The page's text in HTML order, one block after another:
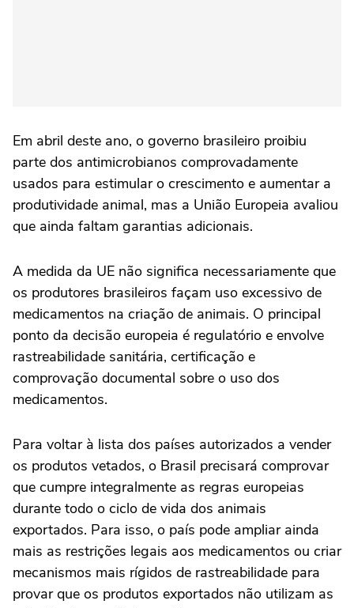
Em abril deste ano, o governo brasileiro proibiu
parte dos antimicrobianos comprovadamente
usados para estimular o crescimento e aumentar a
produtividade animal, mas a União Europeia avaliou
que ainda faltam garantias adicionais.
A medida da UE não significa necessariamente que
os produtores brasileiros façam uso excessivo de
medicamentos na criação de animais. O principal
ponto da decisão europeia é regulatório e envolve
rastreabilidade sanitária, certificação e
comprovação documental sobre o uso dos
medicamentos.
Para voltar à lista dos países autorizados a vender
os produtos vetados, o Brasil precisará comprovar
que cumpre integralmente as regras europeias
durante todo o ciclo de vida dos animais
exportados. Para isso, o país pode ampliar ainda
mais as restrições legais aos medicamentos ou criar
mecanismos mais rígidos de rastreabilidade para
provar que os produtos exportados não utilizam as